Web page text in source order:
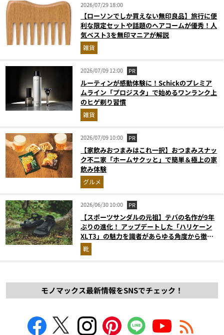
2026/07/29 18:00
【ローソンでしか買えない無印良品】旅行に便
利な限定セットや話題のヘアコームが優秀！人
気ベスト3を無印マニアが解説
雑貨
2026/07/09 12:00 PR
ルーティンが感動体験に！Schickのプレミア
ムライン「プロジスタ」で始めるワンランク上
のヒゲ剃り習慣
雑貨
2026/07/09 10:00 PR
【家飲みおつまみはこれ一択】おつまみスナッ
ク不二家「ホームサクッと」で簡単＆極上の家
飲み体験
グルメ
2026/06/30 10:00 PR
【スポーツサンダルの元祖】テバの名作が9年
ぶりの進化！ アップデートした「ハリケーン
XLT3」の魅力を識者があらゆる角度から徹底
解説！
靴
モノマックス最新情報をSNSでチェック！